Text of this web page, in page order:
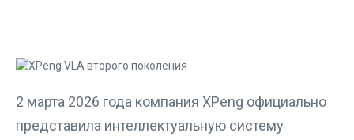
2 марта 2026 года компания XPeng официально
представила интеллектуальную систему